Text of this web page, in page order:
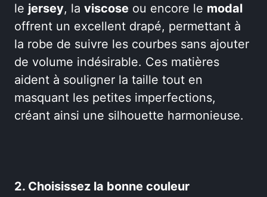
le jersey, la viscose ou encore le modal
offrent un excellent drapé, permettant à
la robe de suivre les courbes sans ajouter
de volume indésirable. Ces matières
aident à souligner la taille tout en
masquant les petites imperfections,
créant ainsi une silhouette harmonieuse.
2. Choisissez la bonne couleur